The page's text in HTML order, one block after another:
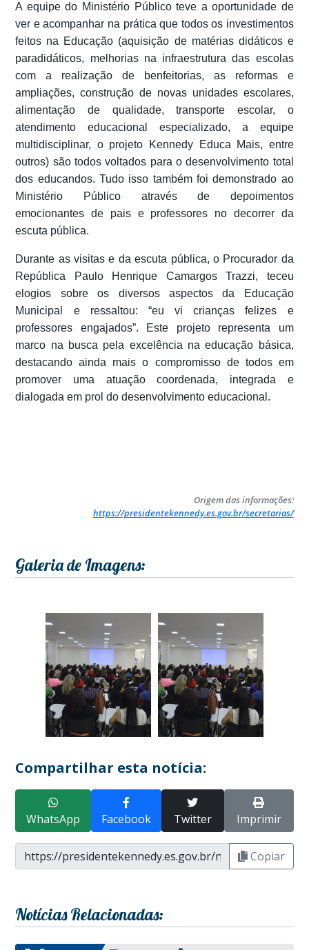
A equipe do Ministério Público teve a oportunidade de
ver e acompanhar na prática que todos os investimentos
feitos na Educação (aquisição de matérias didáticos e
paradidáticos, melhorias na infraestrutura das escolas
com a realização de benfeitorias, as reformas e
ampliações, construção de novas unidades escolares,
alimentação de qualidade, transporte escolar, o
atendimento educacional especializado, a equipe
multidisciplinar, o projeto Kennedy Educa Mais, entre
outros) são todos voltados para o desenvolvimento total
dos educandos. Tudo isso também foi demonstrado ao
Ministério Público através de depoimentos
emocionantes de pais e professores no decorrer da
escuta pública.
Durante as visitas e da escuta pública, o Procurador da
República Paulo Henrique Camargos Trazzi, teceu
elogios sobre os diversos aspectos da Educação
Municipal e ressaltou: “eu vi crianças felizes e
professores engajados”. Este projeto representa um
marco na busca pela excelência na educação básica,
destacando ainda mais o compromisso de todos em
promover uma atuação coordenada, integrada e
dialogada em prol do desenvolvimento educacional.
Origem das informações:
https://presidentekennedy.es.gov.br/secretarias/
Galeria de Imagens:
Compartilhar esta notícia:
WhatsApp Facebook Twitter Imprimir
Copiar
Notícias Relacionadas: